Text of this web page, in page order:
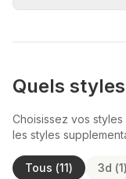
Quels
Choisissez vos
les styles
Tous (11) 3d (1)